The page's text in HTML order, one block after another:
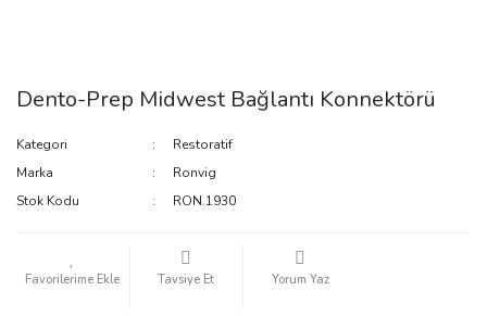
Dento-Prep Midwest Bağlantı Konnektörü
Kategori
Restoratif
Marka
Ronvig
Stok Kodu
RON.1930
Tavsiye Et Yorum Yaz